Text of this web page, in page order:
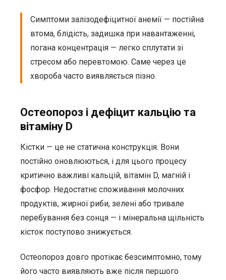
Симптоми залізодефіцитної анемії — постійна
втома, блідість, задишка при навантаженні,
погана концентрація — легко сплутати зі
стресом або перевтомою. Саме через це
хвороба часто виявляється пізно.
Остеопороз і дефіцит кальцію та
вітаміну D
Кістки — це не статична конструкція. Вони
постійно оновлюються, і для цього процесу
критично важливі кальцій, вітамін D, магній і
фосфор. Недостатнє споживання молочних
продуктів, жирної риби, зелені або тривале
перебування без сонця — і мінеральна щільність
кісток поступово знижується.
Остеопороз довго протікає безсимптомно, тому
його часто виявляють вже після першого